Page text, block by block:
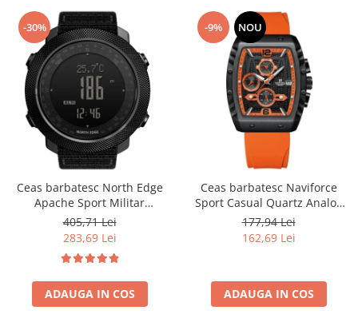
-30%
Ceas barbatesc North Edge
Apache Sport Militar
Altimetru Busola Temperatura
Barometru Alarma Negru
405,71 Lei
283,69 Lei
ADAUGA IN COS
-9% NOU
Ceas barbatesc Naviforce
Sport Casual Quartz Analog
Silicon Cronograf Portocaliu
177,94 Lei
162,69 Lei
ADAUGA IN COS